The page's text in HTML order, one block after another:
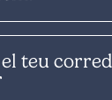
teu